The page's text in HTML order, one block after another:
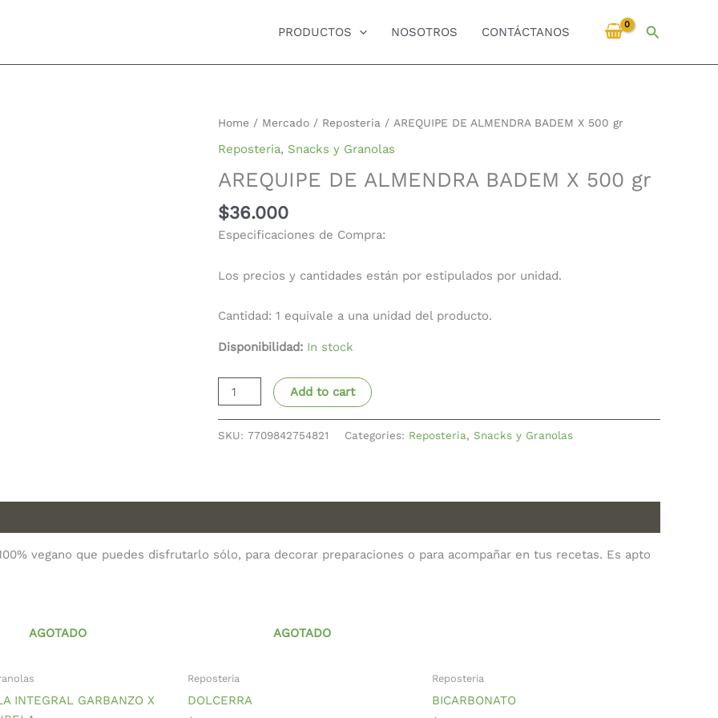
PRODUCTOS NOSOTROS CONTÁCTANOS Buscar
Home / Mercado / Reposteria / AREQUIPE DE ALMENDRA BADEM X 500 gr
Reposteria, Snacks y Granolas
AREQUIPE DE ALMENDRA BADEM X 500 gr
$36.000
Especificaciones de Compra:
Los precios y cantidades están por estipulados por unidad.
Cantidad: 1 equivale a una unidad del producto.
Disponibilidad: In stock
AREQUIPE
ALMENDRA
BADEM
500
gr
Add to cart
SKU: 7709842754821 Categories: Reposteria, Snacks y Granolas
vegano que puedes disfrutarlo sólo, para decorar preparaciones o para acompañar en tus recetas. Es apto
AGOTADO
INTEGRAL GARBANZO X
AGOTADO
Reposteria
DOLCERRA
Reposteria
BICARBONATO